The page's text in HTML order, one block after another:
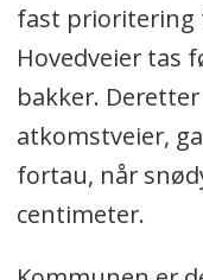
Skoler og
ferdig
mens
behov.
AI, men
fast prioritering
Hovedveier tas
bakker.
atkomstveier,
fortau, når
centimeter.